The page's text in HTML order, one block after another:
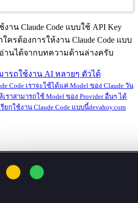
าน Claude Code แบบใช้ API Key
ครต้องการให้งาน Claude Code แบบ
านได้จากบทความด้านล่างครับ
ารถใช้งาน AI หลายๆ ตัวได้
Code เราจะใช้ได้แค่ Model ของ Claude วัน
ราสามารถใช้ Model ของ Provider อื่นๆ ได้
ยกใช้งาน Claude Code แบบนี้devahoy.com